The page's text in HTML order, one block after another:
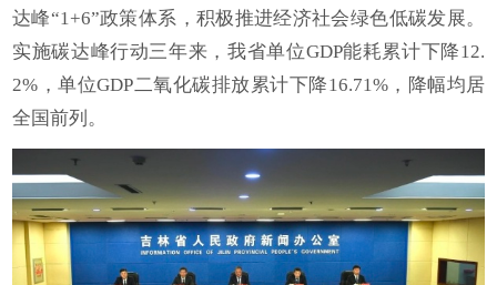
达峰“1+6”政策体系，积极推进经济社会绿色低碳发展。
实施碳达峰行动三年来，我省单位GDP能耗累计下降12.
2%，单位GDP二氧化碳排放累计下降16.71%，降幅均居
全国前列。